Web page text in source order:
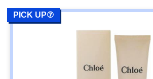
PICK UP⑦